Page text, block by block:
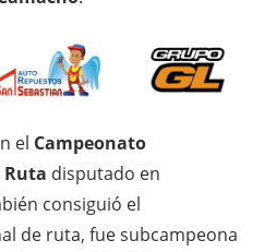
el Campeonato
Ruta disputado en
consiguió el
de ruta, fue subcampeona